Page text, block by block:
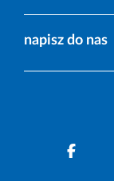
napisz do nas